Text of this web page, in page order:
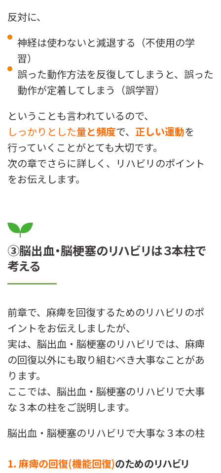
反対に、
神経は使わないと減退する（不使用の学
習）
誤った動作方法を反復してしまうと、誤った
動作が定着してしまう（誤学習）
ということも言われているので、
しっかりとした量と頻度で、 正しい運動を
行っていくことがとても大切です。
次の章でさらに詳しく、リハビリのポイント
をお伝えします。
③脳出血・脳梗塞のリハビリは３本柱で
考える
前章で、麻痺を回復するためのリハビリのポ
イントをお伝えしましたが、
実は、脳出血・脳梗塞のリハビリでは、麻痺
の回復以外にも取り組むべき大事なことがあ
ります。
ここでは、脳出血・脳梗塞のリハビリで大事
な３本の柱をご説明します。
脳出血・脳梗塞のリハビリで大事な３本の柱
1. 麻痺の回復(機能回復)のためのリハビリ